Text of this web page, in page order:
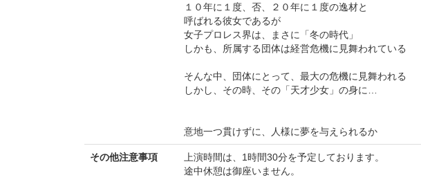
１０年に１度、否、２０年に１度の逸材と
呼ばれる彼女であるが
女子プロレス界は、まさに「冬の時代」
しかも、所属する団体は経営危機に見舞われている
そんな中、団体にとって、最大の危機に見舞われる
しかし、その時、その「天才少女」の身に…
意地一つ貫けずに、人様に夢を与えられるか
その他注意事項
上演時間は、1時間30分を予定しております。
途中休憩は御座いません。